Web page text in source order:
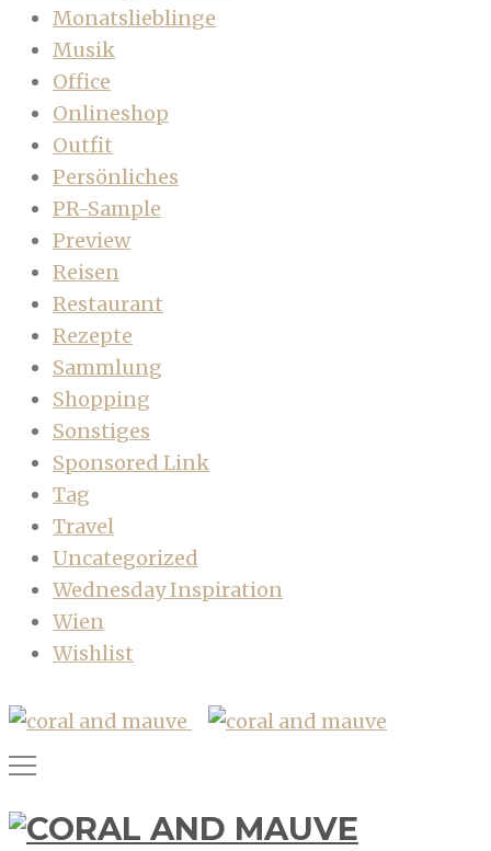
Monatslieblinge
Musik
Office
Onlineshop
Outfit
Persönliches
PR-Sample
Preview
Reisen
Restaurant
Rezepte
Sammlung
Shopping
Sonstiges
Sponsored Link
Tag
Travel
Uncategorized
Wednesday Inspiration
Wien
Wishlist